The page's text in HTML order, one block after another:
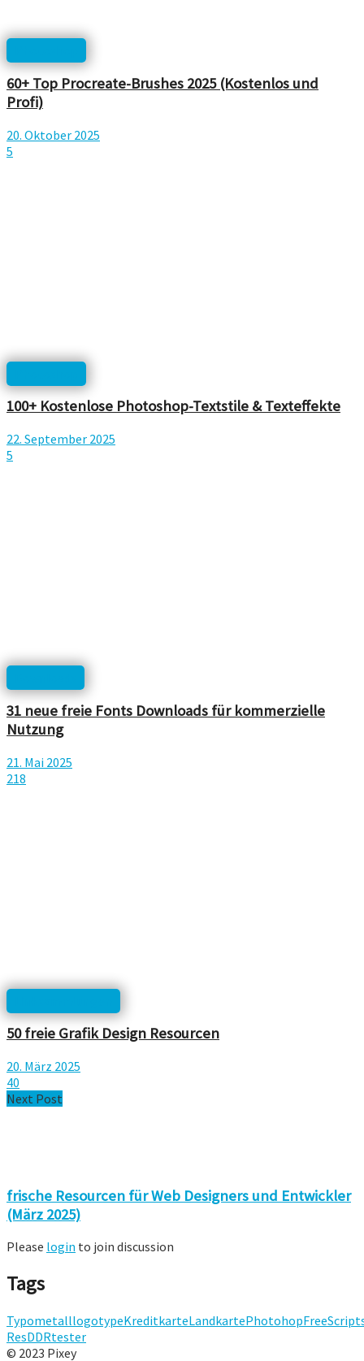
60+ Top Procreate-Brushes 2025 (Kostenlos und
Profi)
20. Oktober 2025
5
100+ Kostenlose Photoshop-Textstile & Texteffekte
22. September 2025
5
31 neue freie Fonts Downloads für kommerzielle
Nutzung
21. Mai 2025
218
50 freie Grafik Design Resourcen
20. März 2025
40
Next Post
frische Resourcen für Web Designers und Entwickler
(März 2025)
Please login to join discussion
Tags
TypometalllogotypeKreditkarteLandkartePhotohopFree
ResDDRtester
© 2023 Pixey